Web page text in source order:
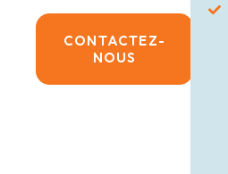
CONTACTEZ-
NOUS